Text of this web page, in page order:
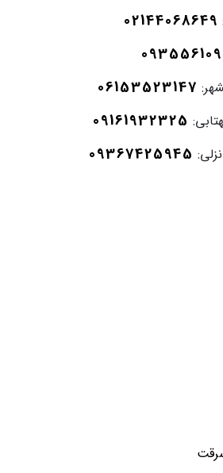
02144068649
06153523147
09161932325
09367425945